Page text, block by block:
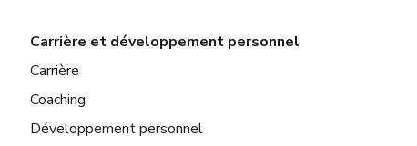
Carrière et développement personnel
Carrière
Coaching
Développement personnel